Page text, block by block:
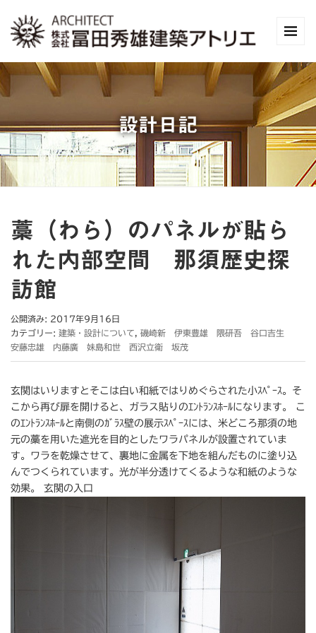
設計日記
藁（わら）のパネルが貼ら
れた内部空間 那須歴史探
訪館
公開済み: 2017年9月16日
カテゴリー: 建築・設計について
磯崎新 伊東豊雄 隈研吾 谷口吉生
安藤忠雄 内藤廣 妹島和世 西沢立衛 坂茂
玄関はいりますとそこは白い和紙ではりめぐらされた小ｽﾍﾟｰｽ。そ
こから再び扉を開けると、ガラス貼りのｴﾝﾄﾗﾝｽﾎｰﾙになります。 こ
のｴﾝﾄﾗﾝｽﾎｰﾙと南側のｶﾞﾗｽ壁の展示ｽﾍﾟｰｽには、米どころ那須の地
元の藁を用いた遮光を目的としたワラパネルが設置されていま
す。ワラを乾燥させて、裏地に金属を下地を組んだものに塗り込
んでつくられています。光が半分透けてくるような和紙のような
効果。 玄関の入口